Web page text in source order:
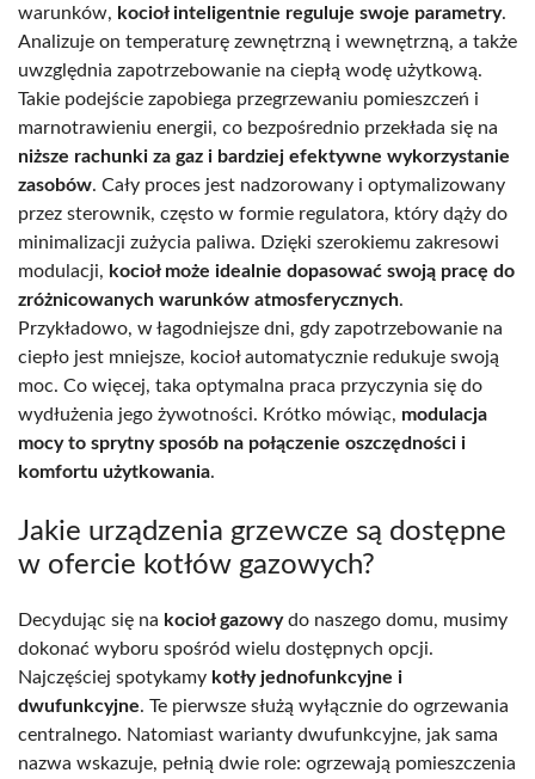
warunków, kocioł inteligentnie reguluje swoje parametry.
Analizuje on temperaturę zewnętrzną i wewnętrzną, a także
uwzględnia zapotrzebowanie na ciepłą wodę użytkową.
Takie podejście zapobiega przegrzewaniu pomieszczeń i
marnotrawieniu energii, co bezpośrednio przekłada się na
niższe rachunki za gaz i bardziej efektywne wykorzystanie
zasobów. Cały proces jest nadzorowany i optymalizowany
przez sterownik, często w formie regulatora, który dąży do
minimalizacji zużycia paliwa. Dzięki szerokiemu zakresowi
modulacji, kocioł może idealnie dopasować swoją pracę do
zróżnicowanych warunków atmosferycznych.
Przykładowo, w łagodniejsze dni, gdy zapotrzebowanie na
ciepło jest mniejsze, kocioł automatycznie redukuje swoją
moc. Co więcej, taka optymalna praca przyczynia się do
wydłużenia jego żywotności. Krótko mówiąc, modulacja
mocy to sprytny sposób na połączenie oszczędności i
komfortu użytkowania.
Jakie urządzenia grzewcze są dostępne
w ofercie kotłów gazowych?
Decydując się na kocioł gazowydo naszego domu, musimy
dokonać wyboru spośród wielu dostępnych opcji.
Najczęściej spotykamy kotły jednofunkcyjne i
dwufunkcyjne. Te pierwsze służą wyłącznie do ogrzewania
centralnego. Natomiast warianty dwufunkcyjne, jak sama
nazwa wskazuje, pełnią dwie role: ogrzewają pomieszczenia